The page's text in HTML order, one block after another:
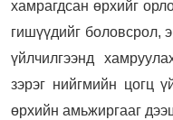
хамрагдсан өрхийг
гишүүдийг боловсрол,
үйлчилгээнд
зэрэг нийгмийн цогц
өрхийн амьжиргааг